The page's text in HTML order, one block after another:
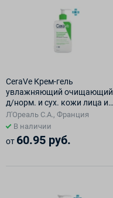
CeraVe Крем-гель
увлажняющий очищающий
д/норм. и сух. кожи лица и
тела 236 мл
Л'Ореаль С.А., Франция
В наличии
от 60.95 руб.